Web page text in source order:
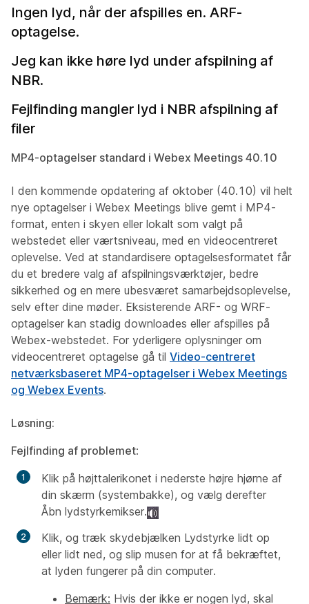
Ingen lyd, når der afspilles en. ARF-
optagelse.
Jeg kan ikke høre lyd under afspilning af
NBR.
Fejlfinding mangler lyd i NBR afspilning af
filer
MP4-optagelser standard i Webex Meetings 40.10
I den kommende opdatering af oktober (40.10) vil helt
nye optagelser i Webex Meetings blive gemt i MP4-
format, enten i skyen eller lokalt som valgt på
webstedet eller værtsniveau, med en videocentreret
oplevelse. Ved at standardisere optagelsesformatet får
du et bredere valg af afspilningsværktøjer, bedre
sikkerhed og en mere ubesværet samarbejdsoplevelse,
selv efter dine møder. Eksisterende ARF- og WRF-
optagelser kan stadig downloades eller afspilles på
Webex-webstedet. For yderligere oplysninger om
videocentreret optagelse gå til Video-centreret
netværksbaseret MP4-optagelser i Webex Meetings
og Webex Events.
Løsning:
Fejlfinding af problemet:
Klik på højttalerikonet i nederste højre hjørne af
din skærm (systembakke), og vælg derefter
Åbn lydstyrkemikser.
Klik, og træk skydebjælken Lydstyrke lidt op
eller lidt ned, og slip musen for at få bekræftet,
at lyden fungerer på din computer.
Bemærk: Hvis der ikke er nogen lyd, skal